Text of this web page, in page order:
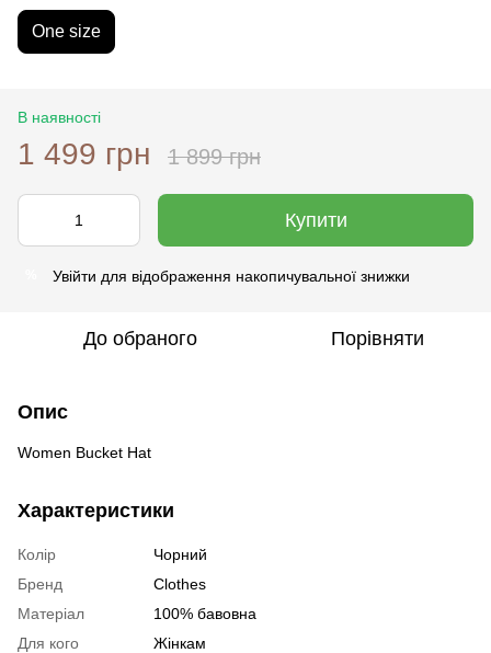
One size
В наявності
1 499 грн 1 899 грн
Купити
Увійти для відображення накопичувальної знижки
До обраного Порівняти
Опис
Women Bucket Hat
Характеристики
Колір
Чорний
Бренд
Clothes
Матеріал
100% бавовна
Для кого
Жінкам